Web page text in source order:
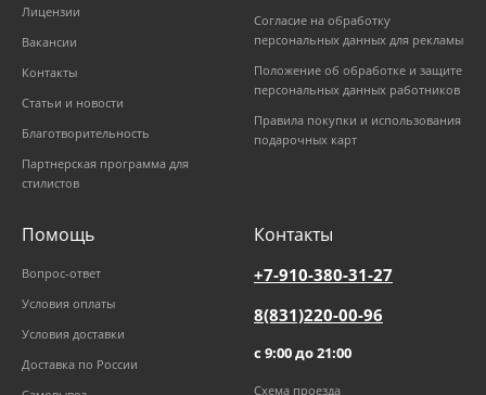
Лицензии
Вакансии
Контакты
Статьи и новости
Благотворительность
Партнерская программа для
стилистов
Согласие на обработку
персональных данных для рекламы
Положение об обработке и защите
персональных данных работников
Правила покупки и использования
подарочных карт
Помощь
Вопрос-ответ
Условия оплаты
Условия доставки
Доставка по России
Контакты
+7-910-380-31-27
8(831)220-00-96
с 9:00 до 21:00
Схема проезда